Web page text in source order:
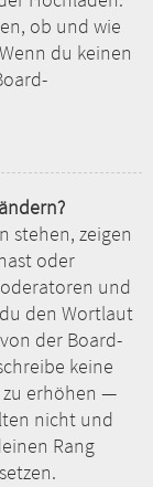
ob und wie
du keinen
stehen, zeigen
oder
und
den Wortlaut
der Board-
keine
zu erhöhen —
nicht und
Rang